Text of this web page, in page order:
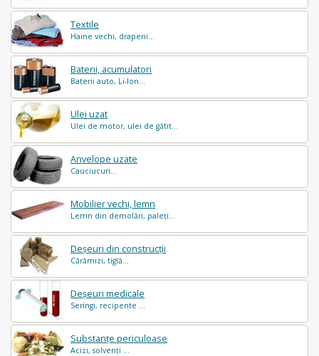
Textile
Haine vechi, draperii...
Baterii, acumulatori
Baterii auto, Li-Ion...
Ulei uzat
Ulei de motor, ulei de gătit...
Anvelope uzate
Cauciucuri...
Mobilier vechi, lemn
Lemn din demolări, paleți...
Deșeuri din construcții
Cărămizi, tiglă...
Deșeuri medicale
Seringi, recipente ...
Substanțe periculoase
Acizi, solvenți ...